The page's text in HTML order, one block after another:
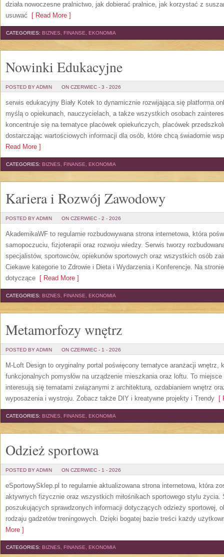
działa nowoczesne pralnictwo, jak dobierać pralnice, jak korzystać z
usuwać [ Read More ]
CATEGORIES: BIZNES, FINANSE, EKONOMIA
Nowinki Edukacyjne
POSTED BY ADMIN ON CZERWIEC - 3 - 2026
serwis edukacyjny Biały Kotek to dynamicznie rozwijająca się platforma
myślą o opiekunach, nauczycielach, a także wszystkich osobach
koncentruje się na tematyce placówek opiekuńczych, placówek
dostarczając wartościowych informacji dla osób, które chcą świadomie
Read More ]
CATEGORIES: BIZNES, FINANSE, EKONOMIA
Kariera i Rozwój Zawodowy
POSTED BY ADMIN ON CZERWIEC - 2 - 2026
AkademikaWF to regularnie rozbudowywana strona internetowa, która
samopoczuciu, fizjoterapii oraz rozwoju wiedzy. Serwis tworzy
specjalistów, sportowców, opiekunów sportowych oraz wszystkich osób
Ciekawe kategorie to Zdrowie i Dieta i Wydarzenia i Konferencje. Na
dotyczące [ Read More ]
CATEGORIES: BIZNES, FINANSE, EKONOMIA
Metamorfozy wnętrz
POSTED BY ADMIN ON CZERWIEC - 1 - 2026
M-Loft Design to oryginalny portal poświęcony tematyce aranżacji wnętrz,
funkcjonalnych pomysłów na urządzenie mieszkania oraz loftu. To
interesują się tematami związanymi z architekturą, ozdabianiem wnętrz
wyposażenia i wystroju. Zobacz także DIY i kreatywne projekty i Trendy [
CATEGORIES: BIZNES, FINANSE, EKONOMIA
Odzież sportowa
POSTED BY ADMIN ON CZERWIEC - 1 - 2026
eSportowySklep.pl to regularnie aktualizowana strona internetowa, która
aktywnych fizycznie oraz wszystkich miłośnikach sportowego stylu życia.
poszukujących sprawdzonych informacji dotyczących odzieży sportowej,
rodzaju gadżetów treningowych. Dzięki bogatej bazie treści każdy
More ]
CATEGORIES: BIZNES, FINANSE, EKONOMIA